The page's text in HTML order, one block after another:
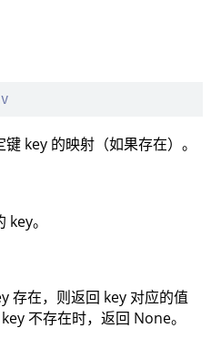
V
key 的映射（如果存在）。
。
存在，则返回 key 对应的值
不存在时，返回 None。